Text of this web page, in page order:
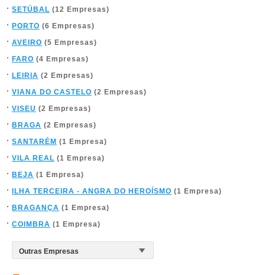
SETÚBAL (12 Empresas)
PORTO (6 Empresas)
AVEIRO (5 Empresas)
FARO (4 Empresas)
LEIRIA (2 Empresas)
VIANA DO CASTELO (2 Empresas)
VISEU (2 Empresas)
BRAGA (2 Empresas)
SANTARÉM (1 Empresa)
VILA REAL (1 Empresa)
BEJA (1 Empresa)
ILHA TERCEIRA - ANGRA DO HEROÍSMO (1 Empresa)
BRAGANÇA (1 Empresa)
COIMBRA (1 Empresa)